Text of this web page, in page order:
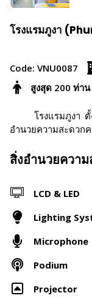
โรงแรมภูงา
Code: VNU0087
สูงสุด 200 ท่าน
โรงแรมภูงา ตั้
อำนวยความสะดวก
สิ่งอำนวยควา
LCD & LED
Lighting
Microphone
Podium
Projector